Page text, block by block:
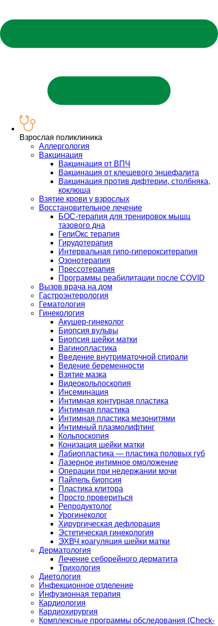
Взрослая поликлиника
Аллергология
Вакцинация
Вакцинация от ВПЧ
Вакцинация от клещевого энцефалита
Вакцинация против дифтерии, столбняка,
коклюша
Взятие крови у взрослых
Восстановительное лечение
БОС-терапия для тренировок мышц
тазового дна
ГелиОкс терапия
Гирудотерапия
Интервальная гипо-гиперокситерапия
Озонотерапия
Прессотерапия
Программы реабилитации после СOVID
Вызов врача на дом
Гастроэнтерология
Гематология
Гинекология
Акушер-гинеколог
Биопсия вульвы
Биопсия шейки матки
Вагинопластика
Введение внутриматочной спирали
Ведение беременности
Взятие мазка
Видеокольпоскопия
Инсеминация
Интимная контурная пластика
Интимная пластика
Интимная пластика мезонитями
Интимный плазмолифтинг
Кольпоскопия
Конизация шейки матки
Лабиопластика — пластика половых губ
Лазерное интимное омоложение
Операции при недержании мочи
Пайпель биопсия
Пластика клитора
Просто провериться
Репродуктолог
Урогинеколог
Хирургическая дефлорация
Эстетическая гинекология
ЭХВЧ коагуляция шейки матки
Дерматология
Лечение себорейного дерматита
Трихология
Диетология
Инфекционное отделение
Инфузионная терапия
Кардиология
Кардиохирургия
Комплексные программы обследования (Check-